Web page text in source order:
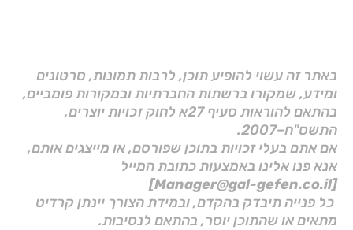
באתר זה עשוי להופיע תוכן, לרבות תמונות, סרטונים
ומידע, שמקורו ברשתות החברתיות ובמקורות פומביים,
בהתאם להוראות סעיף 27א לחוק זכויות יוצרים,
התשס"ח–2007.
אם אתם בעלי זכויות בתוכן שפורסם, או מייצגים אותם,
אנא פנו אלינו באמצעות כתובת המייל
[Manager@gal-gefen.co.il]
כל פנייה תיבדק בהקדם, ובמידת הצורך יינתן קרדיט
מתאים או שהתוכן יוסר, בהתאם לנסיבות.